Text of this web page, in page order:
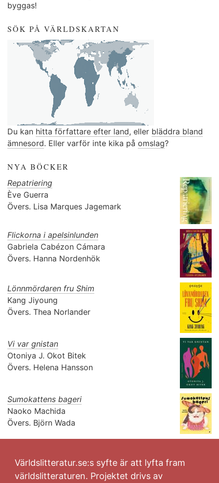
byggas!
SÖK PÅ VÄRLDSKARTAN
Du kan hitta författare efter land, eller bläddra bland
ämnesord. Eller varför inte kika på omslag?
NYA BÖCKER
Repatriering
Ève Guerra
Övers. Lisa Marques Jagemark
Flickorna i apelsinlunden
Gabriela Cabézon Cámara
Övers. Hanna Nordenhök
Lönnmördaren fru Shim
Kang Jiyoung
Övers. Thea Norlander
Vi var gnistan
Otoniya J. Okot Bitek
Övers. Helena Hansson
Sumokattens bageri
Naoko Machida
Övers. Björn Wada
Världslitteratur.se:s syfte är att lyfta fram
världslitteraturen. Projektet drivs av